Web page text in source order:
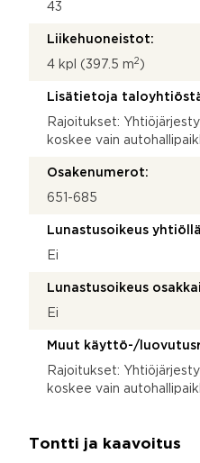
43
Liikehuoneistot:
4 kpl (397.5 m2 )
Lisätietoja
Rajoitukset:
koskee vain
Osakenumerot:
651-685
Lunastusoikeus
Ei
Lunastusoikeus
Ei
Muut käyttö-/
Rajoitukset:
koskee vain
Tontti ja kaavoitus